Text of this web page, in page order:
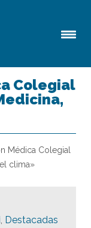
Colegial
Médica Colegial
clima»
, Destacadas